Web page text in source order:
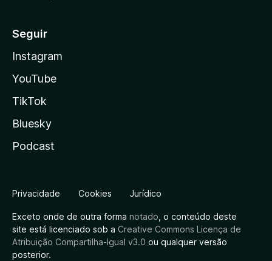
Seguir
Instagram
YouTube
TikTok
Bluesky
Podcast
Privacidade Cookies Jurídico
Exceto onde de outra forma notado , o conteúdo deste
site está licenciado sob a Creative Commons Licença de
Atribuição Compartilha-Igual v3.0 ou qualquer versão
posterior.